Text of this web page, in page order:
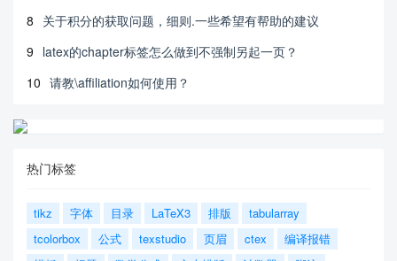
8 关于积分的获取问题，细则.一些希望有帮助的建议
9 latex的chapter标签怎么做到不强制另起一页？
10 请教\affiliation如何使用？
热门标签
tikz 字体 目录 LaTeX3 排版
tabularray
tcolorbox
公式 texstudio 页眉 ctex
编译报错